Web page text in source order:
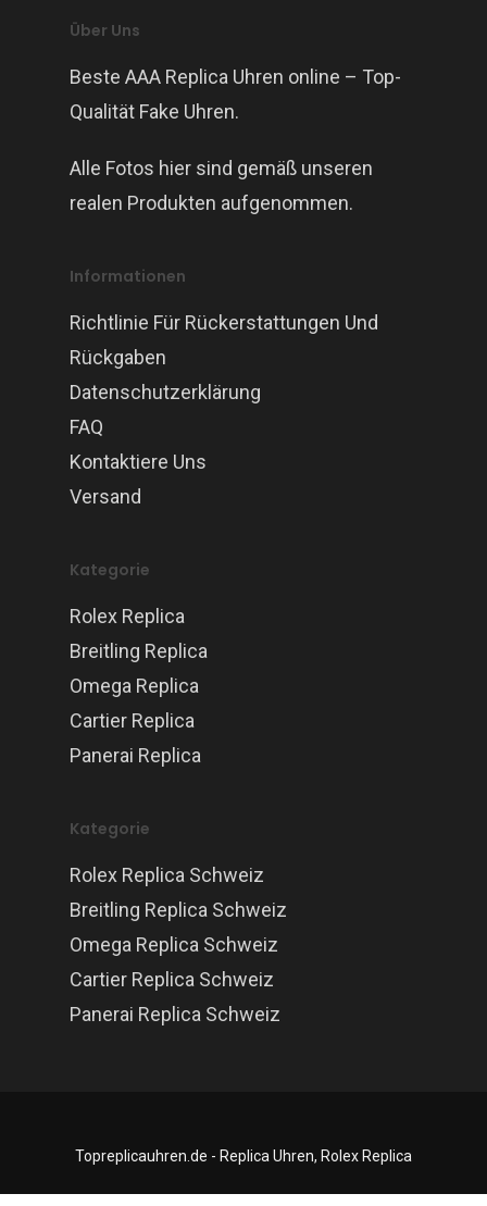
Über Uns
Beste AAA Replica Uhren online – Top-
Qualität Fake Uhren.
Alle Fotos hier sind gemäß unseren
realen Produkten aufgenommen.
Informationen
Richtlinie Für Rückerstattungen Und
Rückgaben
Datenschutzerklärung
FAQ
Kontaktiere Uns
Versand
Kategorie
Rolex Replica
Breitling Replica
Omega Replica
Cartier Replica
Panerai Replica
Kategorie
Rolex Replica Schweiz
Breitling Replica Schweiz
Omega Replica Schweiz
Cartier Replica Schweiz
Panerai Replica Schweiz
Topreplicauhren.de - Replica Uhren, Rolex Replica